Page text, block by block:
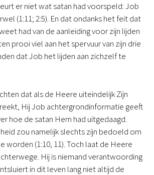
er niet wat satan had voorspeld: Job
(1:11; 2:5). En dat ondanks het feit dat
had van de aanleiding voor zijn lijden
prooi viel aan het spervuur van zijn drie
dat Job het lijden aan zichzelf te
dat als de Heere uiteindelijk Zijn
Hij Job achtergrondinformatie geeft
hoe de satan Hem had uitgedaagd.
zou namelijk slechts zijn bedoeld om
worden (1:10, 11). Toch laat de Heere
Hij is niemand verantwoording
in dit leven lang niet altijd de